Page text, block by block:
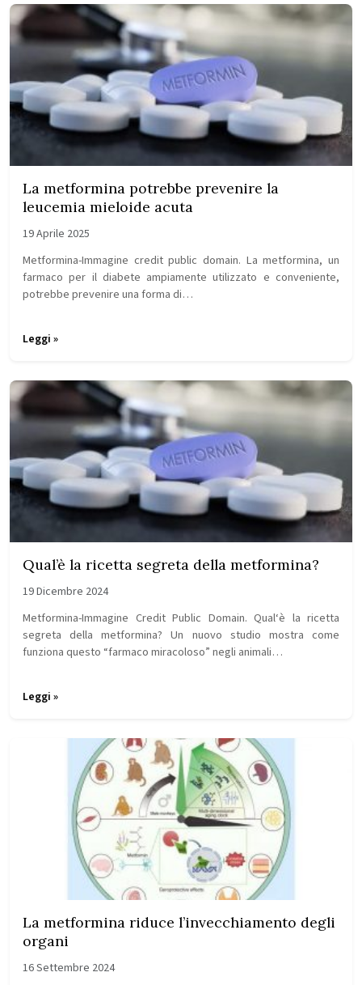
La metformina potrebbe prevenire la
leucemia mieloide acuta
19 Aprile 2025
Metformina-Immagine credit public domain. La metformina, un
farmaco per il diabete ampiamente utilizzato e conveniente,
potrebbe prevenire una forma di…
Leggi »
Qual’è la ricetta segreta della metformina?
19 Dicembre 2024
Metformina-Immagine Credit Public Domain. Qual‘è la ricetta
segreta della metformina? Un nuovo studio mostra come
funziona questo “farmaco miracoloso” negli animali…
Leggi »
La metformina riduce l’invecchiamento degli
organi
16 Settembre 2024